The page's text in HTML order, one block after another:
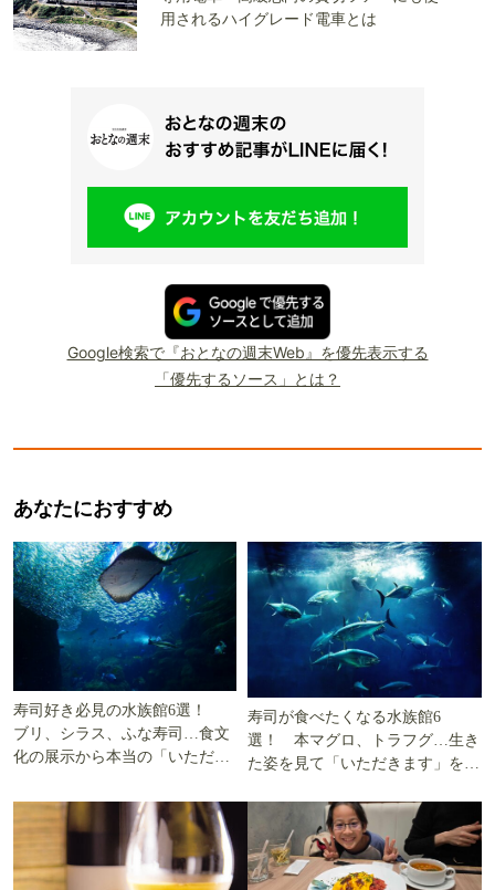
用されるハイグレード電車とは
Google検索で『おとなの週末Web』を優先表示する
「優先するソース」とは？
あなたにおすすめ
寿司好き必見の水族館6選！
ブリ、シラス、ふな寿司…食文
化の展示から本当の「いただき
寿司が食べたくなる水族館6
選！ 本マグロ、トラフグ…生き
た姿を見て「いただきます」を考